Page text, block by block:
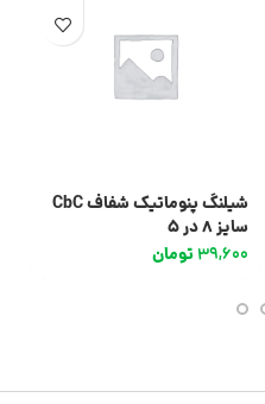
شیلنگ پنوماتیک شفاف CbC
سایز 8 در 5
39,600تومان